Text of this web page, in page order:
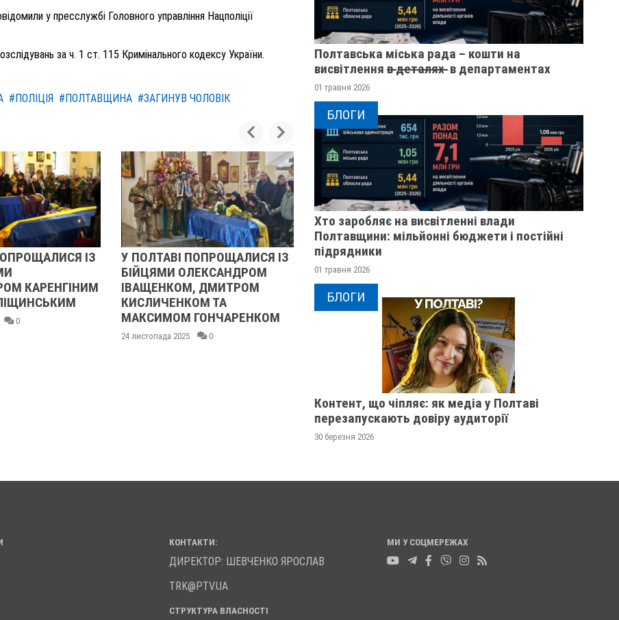
у пресслужбі Головного управління Нацполіції
за ч. 1 ст. 115 Кримінального кодексу України.
#ПОЛІЦІЯ #ПОЛТАВЩИНА #ЗАГИНУВ ЧОЛОВІК
ІЗ
КАРЕНГІНИМ
0
У ПОЛТАВІ ПОПРОЩАЛИСЯ ІЗ
БІЙЦЯМИ ОЛЕКСАНДРОМ
ІВАЩЕНКОМ, ДМИТРОМ
КИСЛИЧЕНКОМ ТА
МАКСИМОМ ГОНЧАРЕНКОМ
24 листопада 2025 0
РЕВОЛЮЦІЯ ГІДНОСТІ 2013
ОЧИМА УЧАСНИЦІ
21 листопада 2025
НОГУ
21 листопада 2025
Полтавська міська рада – кошти на
висвітлення в̶ ̶д̶е̶т̶а̶л̶я̶х̶ ̶ в департаментах
01 травня 2026
БЛОГИ
Хто заробляє на висвітленні влади
Полтавщини: мільйонні бюджети і постійні
підрядники
01 травня 2026
БЛОГИ
Контент, що чіпляє: як медіа у Полтаві
перезапускають довіру аудиторії
30 березня 2026
КОНТАКТИ:
ДИРЕКТОР: ШЕВЧЕНКО ЯРОСЛАВ
TRK@PTV.UA
СТРУКТУРА ВЛАСНОСТІ
МИ У СОЦМЕРЕЖАХ